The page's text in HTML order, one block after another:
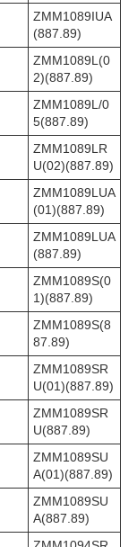
ZMM1089IUA
(887.89)
ZMM1089L(0
2)(887.89)
ZMM1089L/0
5(887.89)
ZMM1089LR
U(02)(887.89)
ZMM1089LUA
(01)(887.89)
ZMM1089LUA
(887.89)
ZMM1089S(0
1)(887.89)
ZMM1089S(8
87.89)
ZMM1089SR
U(01)(887.89)
ZMM1089SR
U(887.89)
ZMM1089SU
A(01)(887.89)
ZMM1089SU
A(887.89)